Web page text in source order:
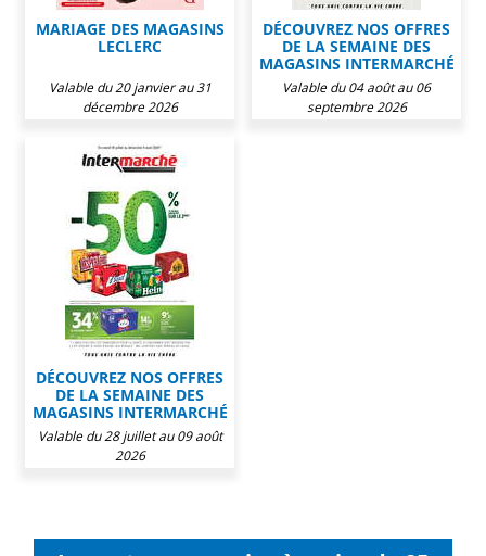
MARIAGE DES MAGASINS
LECLERC
Valable du 20 janvier au 31
décembre 2026
DÉCOUVREZ NOS OFFRES
DE LA SEMAINE DES
MAGASINS INTERMARCHÉ
Valable du 04 août au 06
septembre 2026
DÉCOUVREZ NOS OFFRES
DE LA SEMAINE DES
MAGASINS INTERMARCHÉ
Valable du 28 juillet au 09 août
2026